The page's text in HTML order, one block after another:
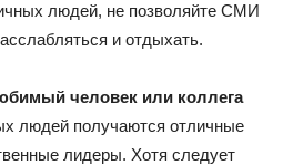
людей, не позволяйте СМИ
и отдыхать.
человек или коллега
людей получаются отличные
лидеры. Хотя следует